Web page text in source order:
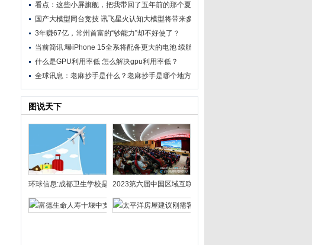
看点：这些小屏旗舰，把我带回了五年前的那个夏天
国产大模型同台竞技 讯飞星火认知大模型将带来多场景成果
3年赚67亿，常州首富的“钞能力”却不好使了？
当前简讯:曝iPhone 15全系将配备更大的电池 续航会大大改善
什么是GPU利用率低 怎么解决gpu利用率低？
全球讯息：老麻抄手是什么？老麻抄手是哪个地方的特色？
图说天下
环球信息:成都卫生学校是公办还是民办？成都卫生学校招生对象要求?
2023第六届中国区域互联网大会在重庆武隆举办